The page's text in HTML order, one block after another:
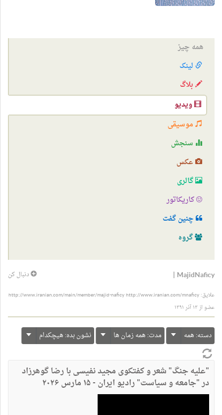
همه چیز
لینک
بلاگ
ویدیو
موسیقی
سنجش
عکس
گالری
کاریکاتور
چنین گفت
گروه
دنبال کن MajidNaficy
|
علایق: http://www.iranian.com/main/member/majid-naficy http://www.iranian.com/mnaficy
عضو از ۱۳ آذر ۱۳۹۱
دسته: همه مدت: همه زمان ها نشون بده: هیچکدام
"علیه جنگ" شعر و کفتکوی مجید نفیسی با رضا گوهرزاد
در "جامعه و سیاست" رادیو ایران - ۱۵ مارس ۲۰۲۶